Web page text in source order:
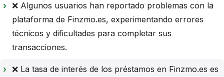
❌ Algunos usuarios han reportado problemas con la
plataforma de Finzmo.es, experimentando errores
técnicos y dificultades para completar sus
transacciones.
❌ La tasa de interés de los préstamos en Finzmo.es es